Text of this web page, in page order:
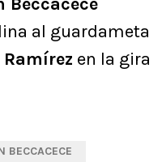
al guardameta
en la gira
BECCACECE